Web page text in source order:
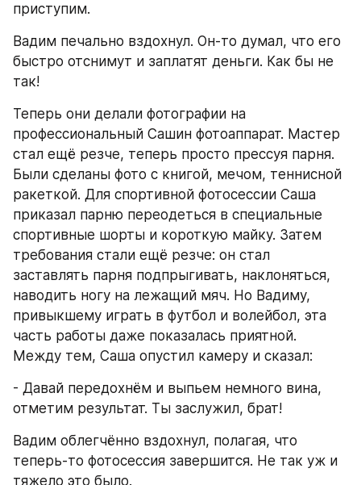
приступим.
Вадим печально вздохнул. Он-то думал, что его
быстро отснимут и заплатят деньги. Как бы не
так!
Теперь они делали фотографии на
профессиональный Сашин фотоаппарат. Мастер
стал ещё резче, теперь просто прессуя парня.
Были сделаны фото с книгой, мечом, теннисной
ракеткой. Для спортивной фотосессии Саша
приказал парню переодеться в специальные
спортивные шорты и короткую майку. Затем
требования стали ещё резче: он стал
заставлять парня подпрыгивать, наклоняться,
наводить ногу на лежащий мяч. Но Вадиму,
привыкшему играть в футбол и волейбол, эта
часть работы даже показалась приятной.
Между тем, Саша опустил камеру и сказал:
- Давай передохнём и выпьем немного вина,
отметим результат. Ты заслужил, брат!
Вадим облегчённо вздохнул, полагая, что
теперь-то фотосессия завершится. Не так уж и
тяжело это было.